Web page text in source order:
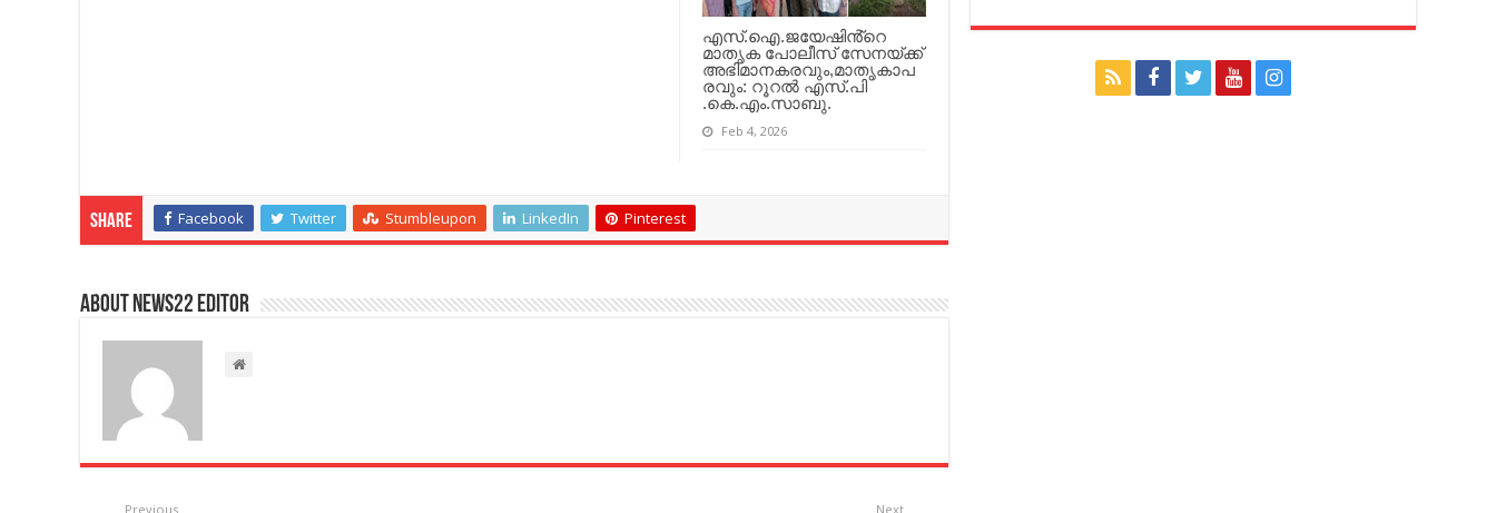
എസ്.ഐ.ജയേഷിൻ്റെ
മാതൃക പോലീസ് സേനയ്ക്ക്
അഭിമാനകരവും,മാതൃകാപ
രവും: റൂറൽ എസ്.പി
.കെ.എം.സാബു.
Feb 4, 2026
Share Facebook Twitter Stumbleupon LinkedIn Pinterest
About NEWS22 EDITOR
Previous Next